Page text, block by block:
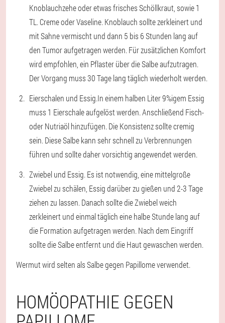
Knoblauchzehe oder etwas frisches Schöllkraut, sowie 1
TL. Creme oder Vaseline. Knoblauch sollte zerkleinert und
mit Sahne vermischt und dann 5 bis 6 Stunden lang auf
den Tumor aufgetragen werden. Für zusätzlichen Komfort
wird empfohlen, ein Pflaster über die Salbe aufzutragen.
Der Vorgang muss 30 Tage lang täglich wiederholt werden.
Eierschalen und Essig.In einem halben Liter 9%igem Essig
muss 1 Eierschale aufgelöst werden. Anschließend Fisch-
oder Nutriaöl hinzufügen. Die Konsistenz sollte cremig
sein. Diese Salbe kann sehr schnell zu Verbrennungen
führen und sollte daher vorsichtig angewendet werden.
Zwiebel und Essig. Es ist notwendig, eine mittelgroße
Zwiebel zu schälen, Essig darüber zu gießen und 2-3 Tage
ziehen zu lassen. Danach sollte die Zwiebel weich
zerkleinert und einmal täglich eine halbe Stunde lang auf
die Formation aufgetragen werden. Nach dem Eingriff
sollte die Salbe entfernt und die Haut gewaschen werden.
Wermut wird selten als Salbe gegen Papillome verwendet.
HOMÖOPATHIE GEGEN